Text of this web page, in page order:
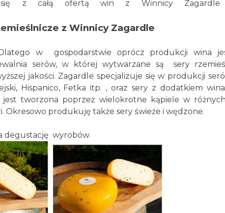
się z całą ofertą win z Winnicy
z Winnicy Zagardle
w gospodarstwie oprócz produkcji wina
serów, w której wytwarzane są sery
jakości. Zagardle specjalizuje się w produkcji
Hispanico, Fetka itp. , oraz sery z dodatkiem
tworzona poprzez wielokrotne kąpiele w
Okresowo produkuję także sery świeże i wędzone.
degustację wyrobów.